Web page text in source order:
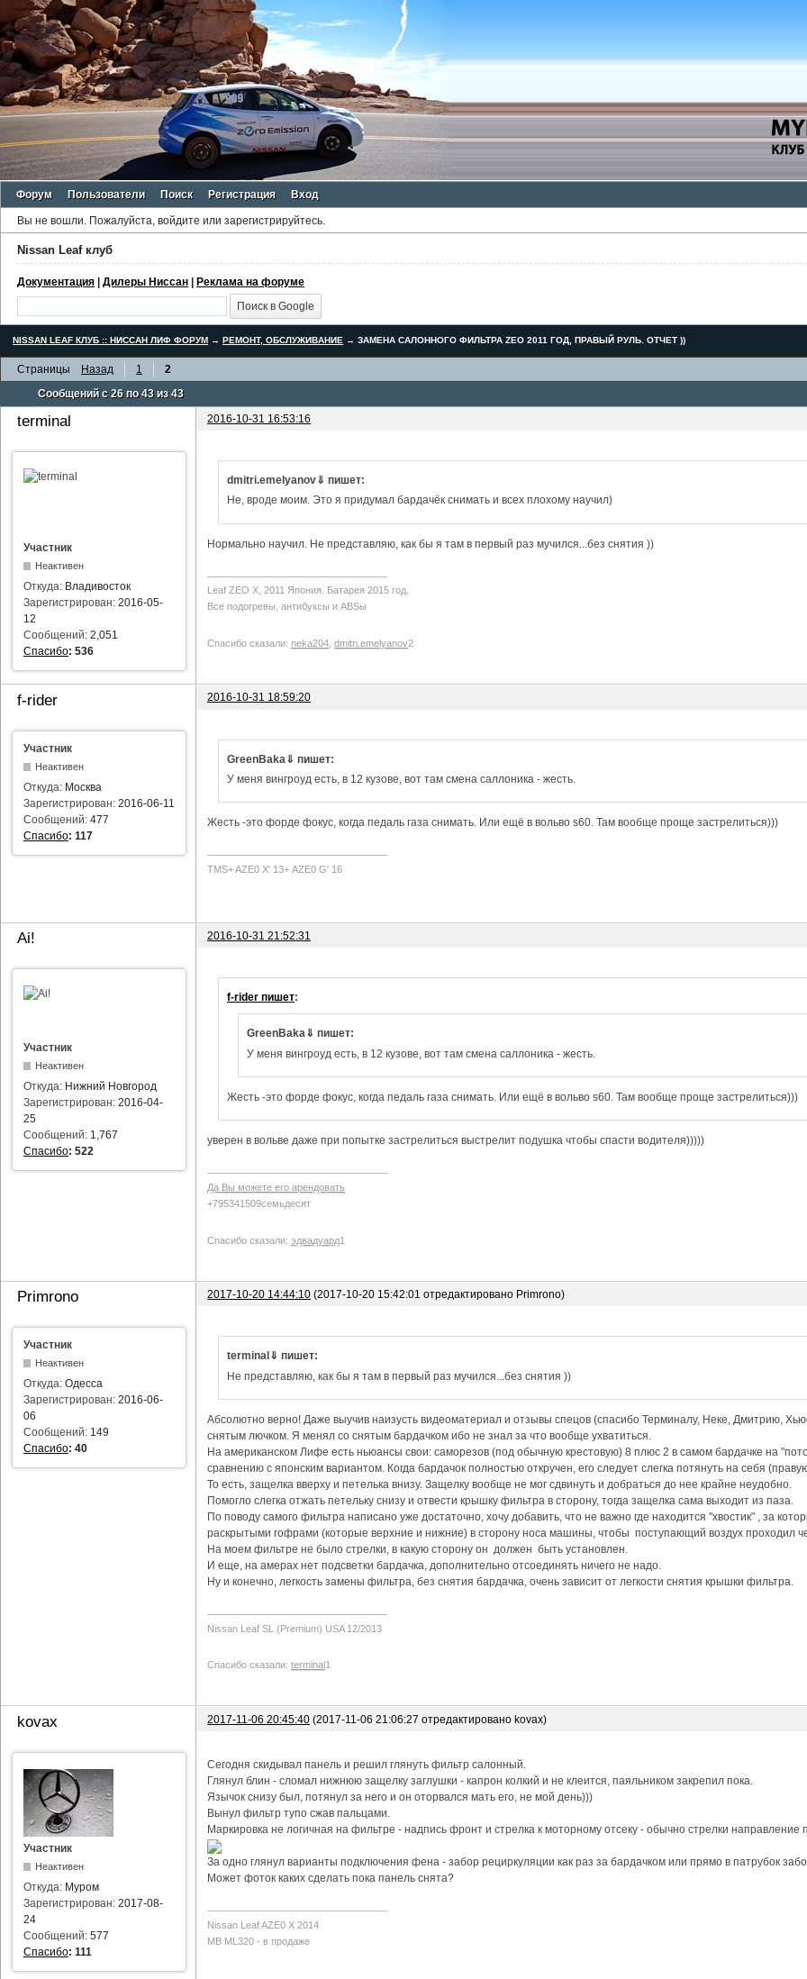
Форум Пользователи Поиск Регистрация Вход
Вы не вошли. Пожалуйста, войдите или зарегистрируйтесь.
Nissan Leaf клуб
Документация | Дилеры Ниссан | Реклама на форуме
NISSAN LEAF КЛУБ :: НИССАН ЛИФ ФОРУМ → РЕМОНТ, ОБСЛУЖИВАНИЕ →ЗАМЕНА САЛОННОГО ФИЛЬТРА ZEO 2011 ГОД, ПРАВЫЙ РУЛЬ. ОТЧЕТ ))
Страницы Назад 1
2
Сообщений с 26 по 43 из 43
terminal 2016-10-31 16:53:16
Участник
Неактивен
Откуда: Владивосток
Зарегистрирован: 2016-05-
12
Сообщений: 2,051
Спасибо: 536
dmitri.emelyanov⇓ пишет:
Не, вроде моим. Это я придумал бардачёк снимать и всех плохому научил)
Нормально научил. Не представляю, как бы я там в первый раз мучился...без снятия ))
Leaf ZEO Х, 2011 Япония. Батарея 2015 год.
Все подогревы, антибуксы и ABSы
Спасибо сказали: neka204 dmitri.emelyanov2
f-rider 2016-10-31 18:59:20
Участник
Неактивен
Откуда: Москва
Зарегистрирован: 2016-06-11
Сообщений: 477
Спасибо: 117
GreenBaka⇓ пишет:
У меня вингроуд есть, в 12 кузове, вот там смена саллоника - жесть.
Жесть -это форде фокус, когда педаль газа снимать. Или ещё в вольво s60. Там вообще проще застрелиться)))
TMS+ AZE0 Х' 13+ AZE0 G' 16
Ai! 2016-10-31 21:52:31
Участник
Неактивен
Откуда: Нижний Новгород
Зарегистрирован: 2016-04-
25
Сообщений: 1,767
Спасибо: 522
f-rider пишет:
GreenBaka⇓ пишет:
У меня вингроуд есть, в 12 кузове, вот там смена саллоника - жесть.
Жесть -это форде фокус, когда педаль газа снимать. Или ещё в вольво s60. Там вообще проще застрелиться)))
уверен в вольве даже при попытке застрелиться выстрелит подушка чтобы спасти водителя)))))
Да Вы можете его арендовать
+795341509семьдесят
Спасибо сказали: эдвадуард1
Primrono 2017-10-20 14:44:10 (2017-10-20 15:42:01 отредактировано Primrono)
Участник
Неактивен
Откуда: Одесса
Зарегистрирован: 2016-06-
06
Сообщений: 149
Спасибо: 40
terminal⇓ пишет:
Не представляю, как бы я там в первый раз мучился...без снятия ))
Абсолютно верно! Даже выучив наизусть видеоматериал и отзывы спецов (спасибо Терминалу, Неке, Дмитрию,
снятым лючком. Я менял со снятым бардачком ибо не знал за что вообще ухватиться.
На американском Лифе есть ньюансы свои: саморезов (под обычную крестовую) 8 плюс 2 в самом бардачке на
сравнению с японским вариантом. Когда бардачок полностью откручен, его следует слегка потянуть на себя
То есть, защелка вверху и петелька внизу. Защелку вообще не мог сдвинуть и добраться до нее крайне неудобно.
Помогло слегка отжать петельку снизу и отвести крышку фильтра в сторону, тогда защелка сама выходит из паза.
По поводу самого фильтра написано уже достаточно, хочу добавить, что не важно где находится "хвостик" , за
раскрытыми гофрами (которые верхние и нижние) в сторону носа машины, чтобы поступающий воздух проходил
На моем фильтре не было стрелки, в какую сторону он должен быть установлен.
И еще, на амерах нет подсветки бардачка, дополнительно отсоединять ничего не надо.
Ну и конечно, легкость замены фильтра, без снятия бардачка, очень зависит от легкости снятия крышки фильтра.
Nissan Leaf SL (Premium) USA 12/2013
Спасибо сказали: terminal 1
kovax 2017-11-06 20:45:40 (2017-11-06 21:06:27 отредактировано kovax)
Участник
Неактивен
Откуда: Муром
Зарегистрирован: 2017-08-
24
Сообщений: 577
Спасибо: 111
Сегодня скидывал панель и решил глянуть фильтр салонный.
Глянул блин - сломал нижнюю защелку заглушки - капрон колкий и не клеится, паяльником закрепил пока.
Язычок снизу был, потянул за него и он оторвался мать его, не мой день)))
Вынул фильтр тупо сжав пальцами.
Маркировка не логичная на фильтре - надпись фронт и стрелка к моторному отсеку - обычно стрелки направление
За одно глянул варианты подключения фена - забор рециркуляции как раз за бардачком или прямо в патрубок
Может фоток каких сделать пока панель снята?
Nissan Leaf AZE0 X 2014
MB ML320 - в продаже